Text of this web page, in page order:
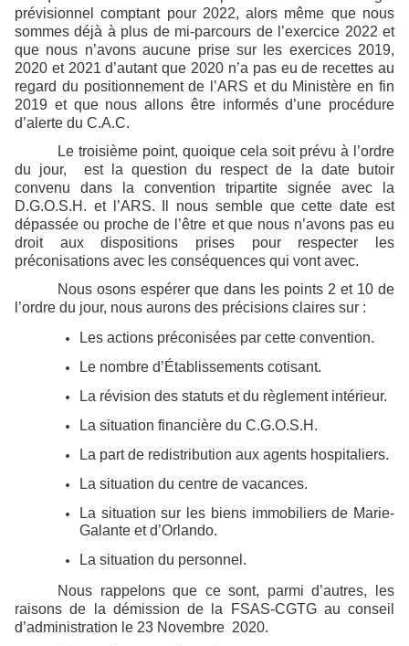
prévisionnel comptant pour 2022, alors même que nous
sommes déjà à plus de mi-parcours de l’exercice 2022 et
que nous n’avons aucune prise sur les exercices 2019,
2020 et 2021 d’autant que 2020 n’a pas eu de recettes au
regard du positionnement de l’ARS et du Ministère en fin
2019 et que nous allons être informés d’une procédure
d’alerte du C.A.C.
Le troisième point, quoique cela soit prévu à l’ordre
du jour, est la question du respect de la date butoir
convenu dans la convention tripartite signée avec la
D.G.O.S.H. et l’ARS. Il nous semble que cette date est
dépassée ou proche de l’être et que nous n’avons pas eu
droit aux dispositions prises pour respecter les
préconisations avec les conséquences qui vont avec.
Nous osons espérer que dans les points 2 et 10 de
l’ordre du jour, nous aurons des précisions claires sur :
Les actions préconisées par cette convention.
Le nombre d’Établissements cotisant.
La révision des statuts et du règlement intérieur.
La situation financière du C.G.O.S.H.
La part de redistribution aux agents hospitaliers.
La situation du centre de vacances.
La situation sur les biens immobiliers de Marie-
Galante et d’Orlando.
La situation du personnel.
Nous rappelons que ce sont, parmi d’autres, les
raisons de la démission de la FSAS-CGTG au conseil
d’administration le 23 Novembre 2020.